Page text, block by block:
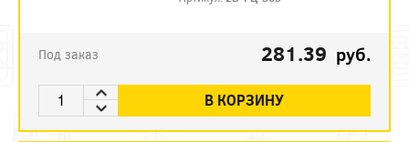
Под заказ 281.39 руб.
В КОРЗИНУ